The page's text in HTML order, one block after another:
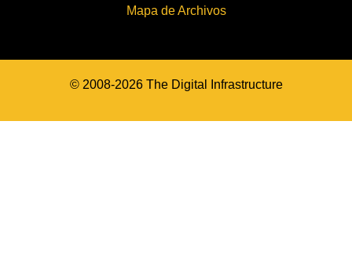
Mapa de Archivos
© 2008-2026 The Digital Infrastructure